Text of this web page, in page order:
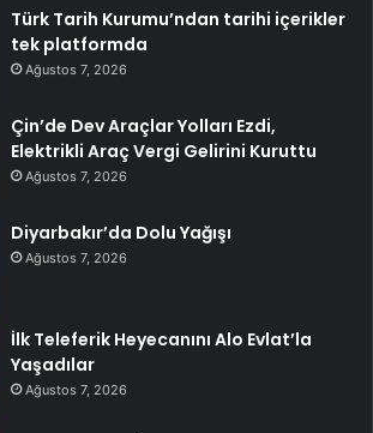
Türk Tarih Kurumu’ndan tarihi içerikler
tek platformda
Ağustos 7, 2026
Çin’de Dev Araçlar Yolları Ezdi,
Elektrikli Araç Vergi Gelirini Kuruttu
Ağustos 7, 2026
Diyarbakır’da Dolu Yağışı
Ağustos 7, 2026
İlk Teleferik Heyecanını Alo Evlat’la
Yaşadılar
Ağustos 7, 2026